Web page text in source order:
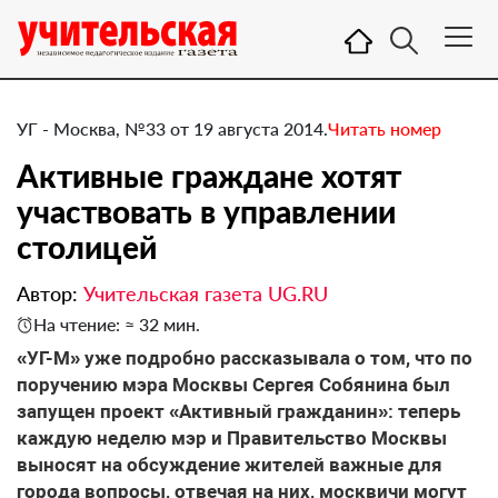
УГ - Москва, №33 от 19 августа 2014.Читать номер
Активные граждане хотят
участвовать в управлении
столицей
Автор: Учительская газета UG.RU
На чтение: ≈ 32 мин.
«УГ-М» уже подробно рассказывала о том, что по
поручению мэра Москвы Сергея Собянина был
запущен проект «Активный гражданин»: теперь
каждую неделю мэр и Правительство Москвы
выносят на обсуждение жителей важные для
города вопросы, отвечая на них, москвичи могут